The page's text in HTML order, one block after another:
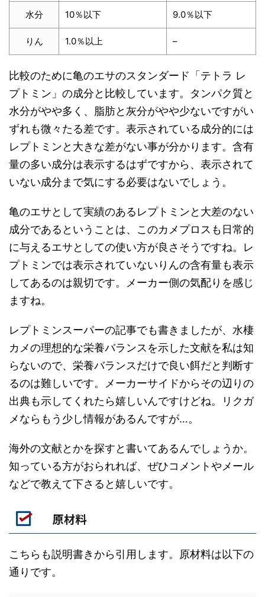
水分 10％以下 9.0％以下
りん 1.0％以上 –
比較のために亀のエサのスタンダード「テトラ レ
プトミン」の成分と比較しています。タンパク質と
水分がやや多く、脂肪と灰分がやや少ないですがい
ずれも微々たる差です。表示されている成分的には
レプトミンと大きな差がない事が分かります。含有
量の多い成分は表示するはずですから、表示されて
いない成分まで気にする必要はないでしょう。
亀のエサとして実績のあるレプトミンと大差のない
成分であるということは、このカメプロスも日常的
に与えるエサとしての使い方が良さそうですね。レ
プトミンでは表示されていないりんの含有量も表示
してあるのは親切です。メーカー側の気配りを感じ
ますね。
レプトミンスーパーの記事でも書きましたが、水棲
カメの理想的な栄養バランスを示した文献を私は知
らないので、栄養バランスだけで良い餌だと判断す
るのは難しいです。メーカーサイドからその辺りの
出典も示してくれたら嬉しいんですけどね。リクガ
メならもう少し情報があるんですが…。
海外の文献とかを探すと書いてあるんでしょうか。
知っている方がおられれば、ぜひコメントやメール
などで教えて下さると嬉しいです。
原材料
こちらも説明書きから引用します。原材料は以下の
通りです。